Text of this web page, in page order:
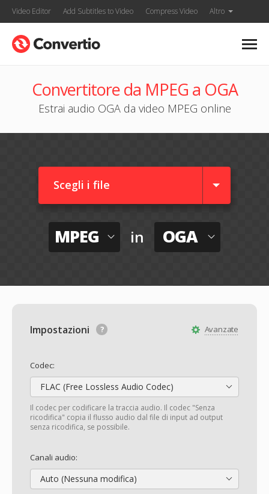
Video Editor Add Subtitles to Video Compress Video Altro
Convertitore da MPEG a OGA
Estrai audio OGA da video MPEG online
Scegli i file
MPEG in OGA
Avanzate
Impostazioni
Codec:
FLAC (Free Lossless Audio Codec)
Il codec per codificare la traccia audio. Il codec "Senza
ricodifica" copia il flusso audio dal file di input ad output
senza ricodifica, se possibile.
Canali audio:
Auto (Nessuna modifica)